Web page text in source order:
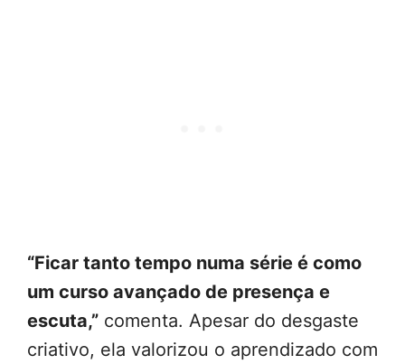
“Ficar tanto tempo numa série é como
um curso avançado de presença e
escuta,” comenta. Apesar do desgaste
criativo, ela valorizou o aprendizado com